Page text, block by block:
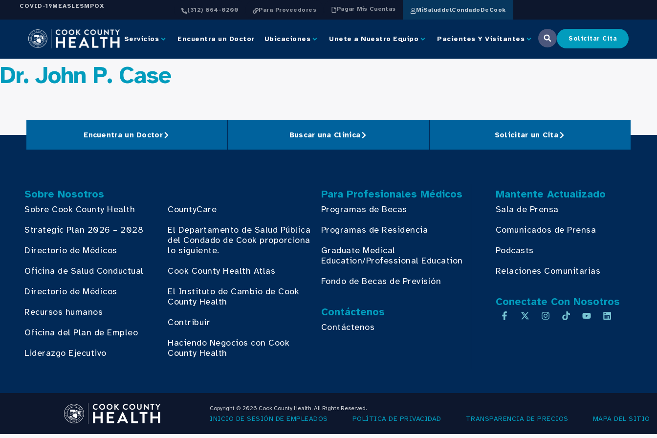
COVID-19MEASLESMPOX
(312) 864-0200 Para Proveedores Pagar Mis Cuentas MiSaluddelCondadoDeCook
Servicios Encuentra un Doctor Ubicaciones Unete a Nuestro Equipo Pacientes Y Visitantes Solicitar Cita
Dr. John P. Case
Encuentra un Doctor Buscar una Clinica Solicitar un Cita
Sobre Nosotros
Sobre Cook County Health
Strategic Plan 2026 – 2028
Directorio de Médicos
Oficina de Salud Conductual
Directorio de Médicos
Recursos humanos
Oficina del Plan de Empleo
Liderazgo Ejecutivo
CountyCare
El Departamento de Salud Pública
del Condado de Cook proporciona
lo siguiente.
Cook County Health Atlas
El Instituto de Cambio de Cook
County Health
Contribuir
Haciendo Negocios con Cook
County Health
Para Profesionales Médicos
Programas de Becas
Programas de Residencia
Graduate Medical
Education/Professional Education
Fondo de Becas de Previsión
Contáctenos
Contáctenos
Mantente Actualizado
Sala de Prensa
Comunicados de Prensa
Podcasts
Relaciones Comunitarias
Conectate Con Nosotros
Copyright © 2026 Cook County Health. All Rights Reserved.
INICIO DE SESIÓN DE EMPLEADOS POLÍTICA DE PRIVACIDAD TRANSPARENCIA DE PRECIOS MAPA DEL SITIO